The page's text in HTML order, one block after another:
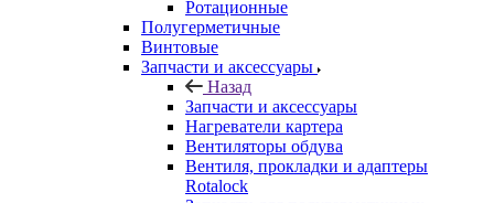
Ротационные
Полугерметичные
Винтовые
Запчасти и аксессуары
Назад
Запчасти и аксессуары
Нагреватели картера
Вентиляторы обдува
Вентиля, прокладки и адаптеры
Rotalock